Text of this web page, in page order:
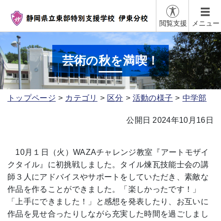
閲覧支援 メニュー
芸術の秋を満喫！
トップページ カテゴリ 区分 活動の様子 中学部
公開日 2024年10月16日
10月１日（火）WAZAチャレンジ教室『アートモザイ
クタイル』に初挑戦しました。タイル煉瓦技能士会の講
師３人にアドバイスやサポートをしていただき、素敵な
作品を作ることができました。「楽しかったです！」
「上手にできました！」と感想を発表したり、お互いに
作品を見せ合ったりしながら充実した時間を過ごしまし